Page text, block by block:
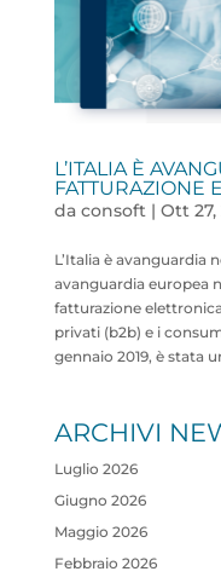
L’ITALIA È
FATTURAZIONE
da consoft| Ott 27,
L’Italia è avanguardia
avanguardia europea
fatturazione
privati (b2b) e i
gennaio 2019, è stata
ARCHIVI
Luglio 2026
Giugno 2026
Maggio 2026
Febbraio 2026